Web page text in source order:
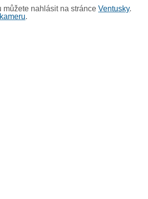
můžete nahlásit na stránce Ventusky.
.